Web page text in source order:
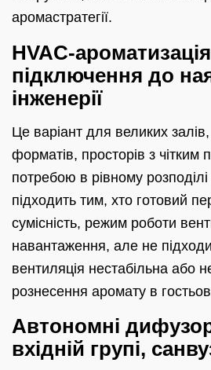
аромастратегії.
HVAC-
підключення до
інженерії
Це варіант для великих
форматів, просторів з чітким
потребою в рівному
підходить тим, хто готовий
сумісність, режим роботи
навантаження, але не
вентиляція нестабільна або
рознесення аромату в
Автономні
вхідній групі,